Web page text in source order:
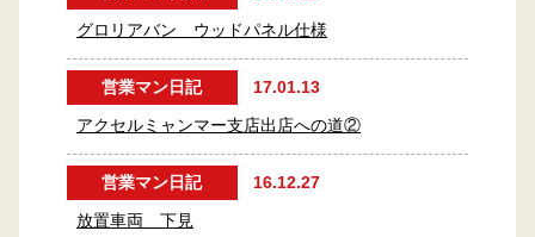
グロリアバン ウッドパネル仕様
営業マン日記 17.01.13
アクセルミャンマー支店出店への道②
営業マン日記 16.12.27
放置車両 下見